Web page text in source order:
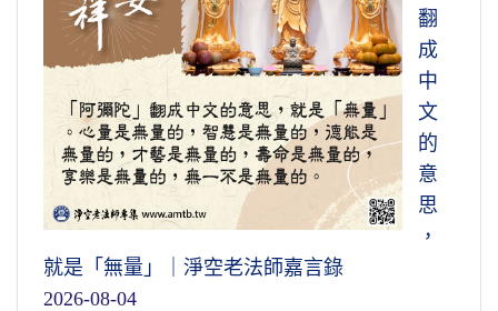
翻
成
中
文
的
意
思
，
就是「無量」｜淨空老法師嘉言錄
2026-08-04